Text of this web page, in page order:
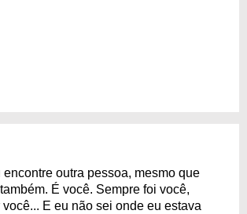
encontre outra pessoa, mesmo que
É você. Sempre foi você,
E eu não sei onde eu estava